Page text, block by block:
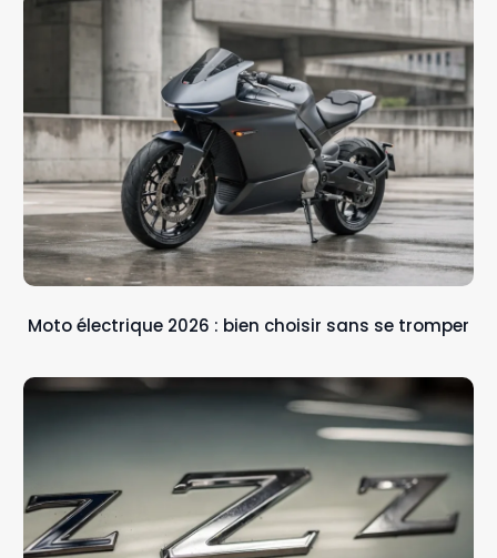
Moto électrique 2026 : bien choisir sans se tromper